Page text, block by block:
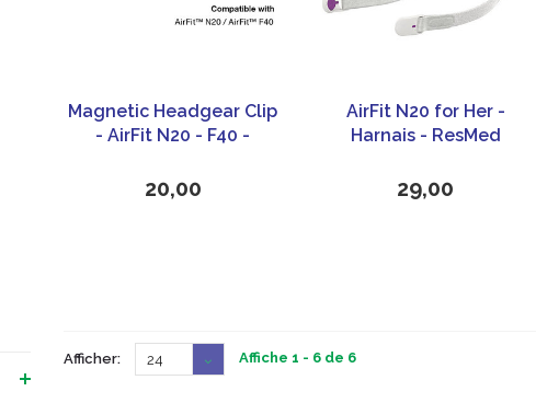
Magnetic Headgear Clip
- AirFit N20 - F40 -
20,00
AirFit N20 for Her -
Harnais - ResMed
29,00
Afficher: 24 Affiche 1 - 6 de 6